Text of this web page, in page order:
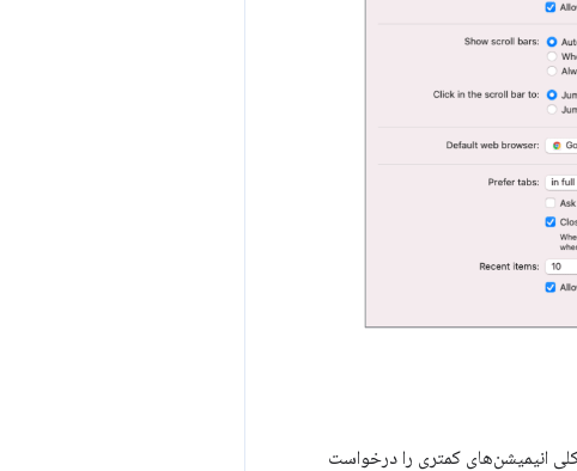
کلی انیمیشن‌های کمتری را درخواست